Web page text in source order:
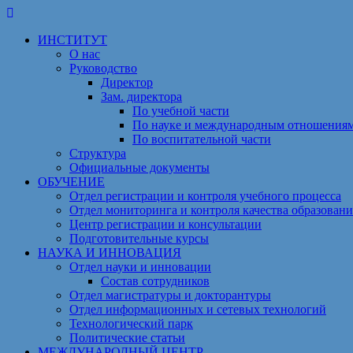
Перейти
содержимому
ИНСТИТУТ
О нас
Руководство
Директор
Зам. директора
По учебной части
По науке и международным
По воспитательной части
Структура
Официальные документы
ОБУЧЕНИЕ
Отдел регистрации и контроля учебного процесса
Отдел мониторинга и контроля качества
Центр регистрации и консультации
Подготовительные курсы
НАУКА И ИННОВАЦИЯ
Отдел науки и инновации
Состав сотрудников
Отдел магистратуры и докторантуры
Отдел информационных и сетевых технологий
Технологический парк
Политические статьи